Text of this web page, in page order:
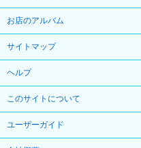
お店のアルバム
サイトマップ
ヘルプ
このサイトについて
ユーザーガイド